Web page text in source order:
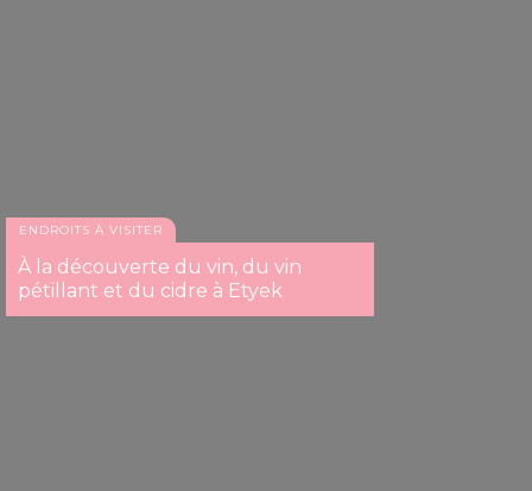
ENDROITS À VISITER
À la découverte du vin, du vin
pétillant et du cidre à Etyek